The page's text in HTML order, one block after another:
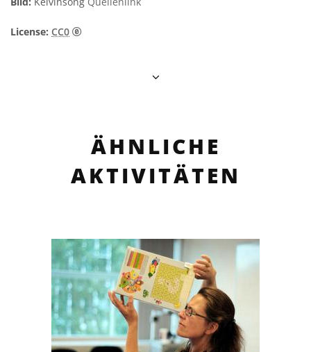
License: CC0 CC0 1.0 Universell (CC0 1.0) Public Domain
ÄHNLICHE
AKTIVITÄTEN